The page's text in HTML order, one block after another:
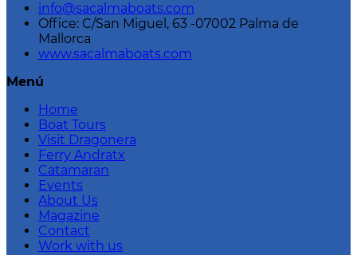
info@sacalmaboats.com
Office: C/San Miguel, 63 -07002 Palma de
Mallorca
www.sacalmaboats.com
Menú
Home
Boat Tours
Visit Dragonera
Ferry Andratx
Catamaran
Events
About Us
Magazine
Contact
Work with us